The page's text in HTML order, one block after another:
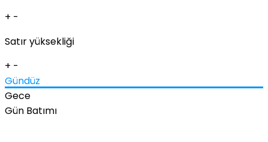
+ -
Satır yüksekliği
+ -
Gündüz
Gece
Gün Batımı